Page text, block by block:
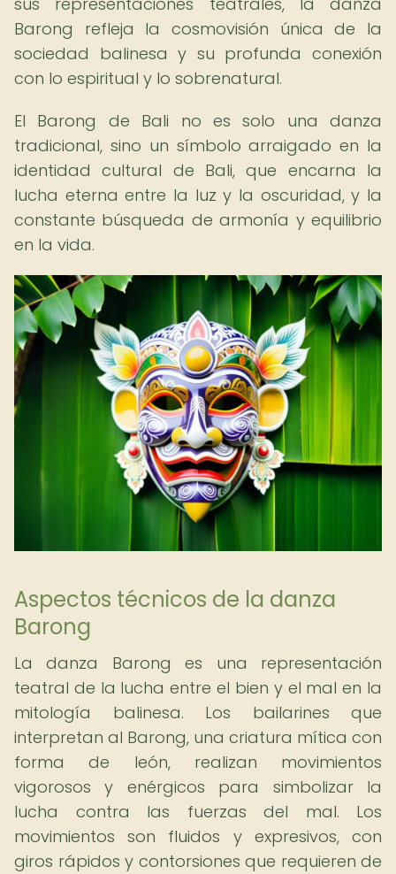
Barong refleja la cosmovisión única de la
sociedad balinesa y su profunda conexión
con lo espiritual y lo sobrenatural.
El Barong de Bali no es solo una danza
tradicional, sino un símbolo arraigado en la
identidad cultural de Bali, que encarna la
lucha eterna entre la luz y la oscuridad, y la
constante búsqueda de armonía y equilibrio
en la vida.
Aspectos técnicos de la danza
Barong
La danza Barong es una representación
teatral de la lucha entre el bien y el mal en la
mitología balinesa. Los bailarines que
interpretan al Barong, una criatura mítica con
forma de león, realizan movimientos
vigorosos y enérgicos para simbolizar la
lucha contra las fuerzas del mal. Los
movimientos son fluidos y expresivos, con
giros rápidos y contorsiones que requieren de